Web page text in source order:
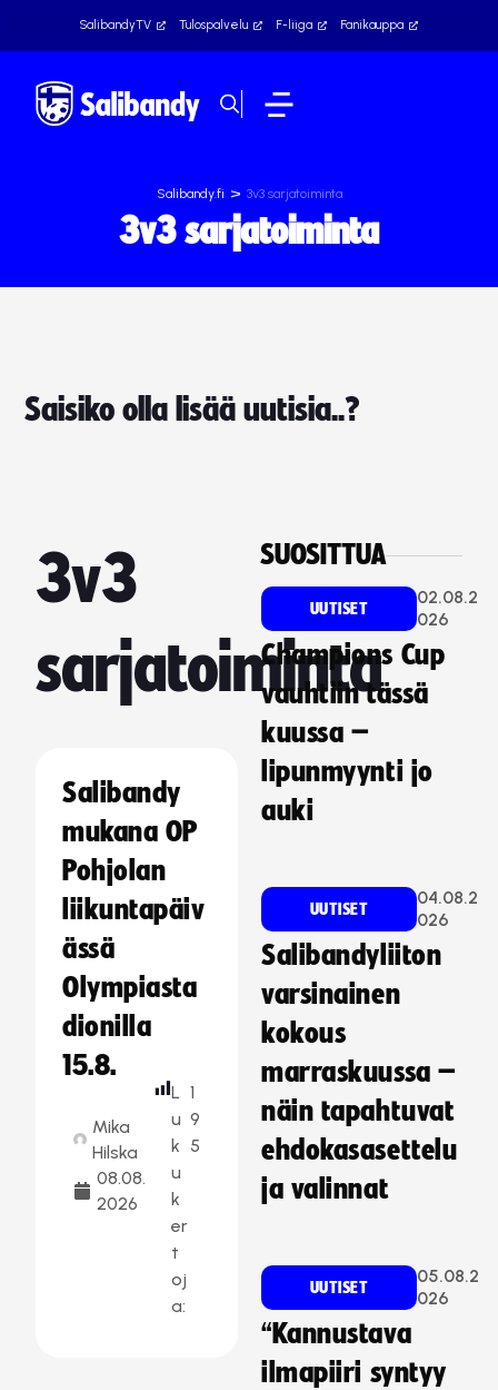
SalibandyTV Tulospalvelu F-liiga Fanikauppa
Salibandy.fi > 3v3 sarjatoiminta
3v3 sarjatoiminta
Saisiko olla lisää uutisia..?
3v3
sarjatoiminta
Salibandy
mukana OP
Pohjolan
liikuntapäiv
ässä
Olympiasta
dionilla
15.8.
Mika
Hilska
08.08.
2026
L
u
k
u
k
er
t
oj
a:
1
9
5
SUOSITTUA
UUTISET
02.08.2
026
Champions Cup
vauhtiin tässä
kuussa –
lipunmyynti jo
auki
UUTISET
04.08.2
026
Salibandyliiton
varsinainen
kokous
marraskuussa –
näin tapahtuvat
ehdokasasettelu
ja valinnat
UUTISET
05.08.2
026
“Kannustava
ilmapiiri syntyy